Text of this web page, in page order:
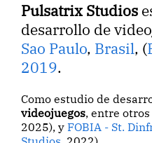
Pulsatrix Studios
desarrollo de
Sao Paulo, Brasil, (
2019.
Como estudio de
videojuegos, entre otros
2025), yFOBIA - St.